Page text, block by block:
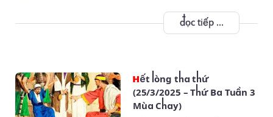
đọc tiếp ...
Hết lòng tha thứ
(25/3/2025 – Thứ Ba Tuần 3
Mùa Chay)